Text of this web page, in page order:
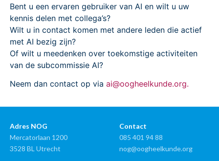
Bent u een ervaren gebruiker van AI en wilt u uw
kennis delen met collega’s?
Wilt u in contact komen met andere leden die actief
met AI bezig zijn?
Of wilt u meedenken over toekomstige activiteiten
van de subcommissie AI?
Neem dan contact op via ai@oogheelkunde.org.
Adres NOG
Mercatorlaan 1200
3528 BL Utrecht
Contact
085 401 94 88
nog@oogheelkunde.org